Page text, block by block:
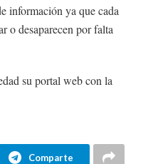
información ya que cada
o desaparecen por falta
su portal web con la
Comparte